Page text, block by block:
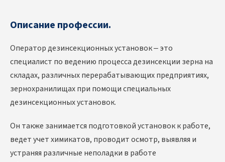
Описание профессии.
Оператор дезинсекционных установок – это
специалист по ведению процесса дезинсекции зерна на
складах, различных перерабатывающих предприятиях,
зернохранилищах при помощи специальных
дезинсекционных установок.
Он также занимается подготовкой установок к работе,
ведет учет химикатов, проводит осмотр, выявляя и
устраняя различные неполадки в работе